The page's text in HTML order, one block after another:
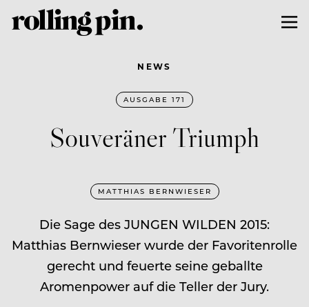
NEWS
AUSGABE 171
Souveräner Triumph
MATTHIAS BERNWIESER
Die Sage des JUNGEN WILDEN 2015:
Matthias Bernwieser wurde der Favoritenrolle
gerecht und feuerte seine geballte
Aromenpower auf die Teller der Jury.